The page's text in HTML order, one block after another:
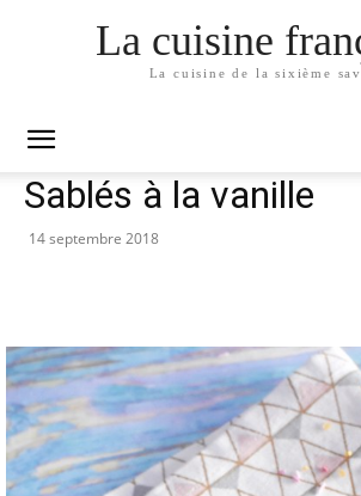
La cuisine
La cuisine de la sixième
Dessert
Sablés à la vanille
14 septembre 2018